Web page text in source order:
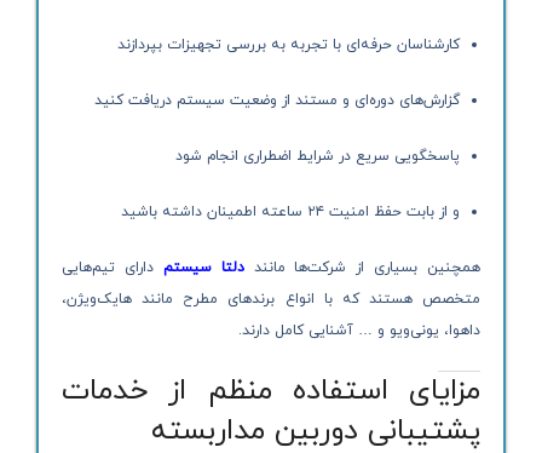
کارشناسان حرفه‌ای با تجربه به بررسی تجهیزات بپردازند
گزارش‌های دوره‌ای و مستند از وضعیت سیستم دریافت کنید
پاسخگویی سریع در شرایط اضطراری انجام شود
و از بابت حفظ امنیت ۲۴ ساعته اطمینان داشته باشید
همچنین بسیاری از شرکت‌ها ماننددلتا سیستم دارای تیم‌هایی
متخصص هستند که با انواع برندهای مطرح مانند هایک‌ویژن،
داهوا، یونی‌ویو و … آشنایی کامل دارند.
مزایای استفاده منظم از خدمات
پشتیبانی دوربین مداربسته